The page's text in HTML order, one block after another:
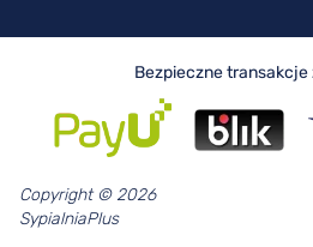
Bezpieczne transakcje
Copyright © 2026
SypialniaPlus